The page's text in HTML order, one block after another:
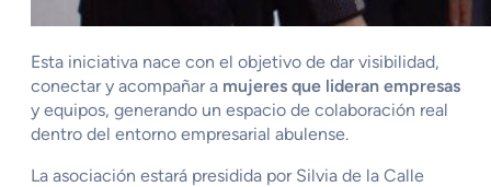
Esta iniciativa nace con el objetivo de dar visibilidad,
conectar y acompañar a mujeres que lideran empresas
y equipos, generando un espacio de colaboración real
dentro del entorno empresarial abulense.
La asociación estará presidida por Silvia de la Calle